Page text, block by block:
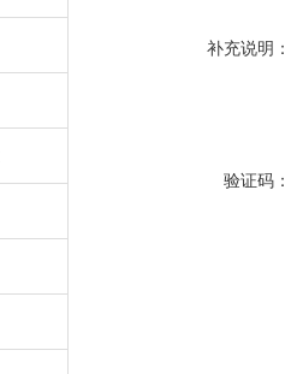
补充说明：
验证码：